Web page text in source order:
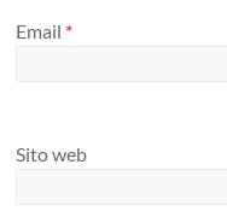
Email *
Sito web